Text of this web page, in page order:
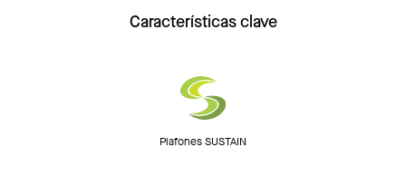
Características clave
Plafones SUSTAIN